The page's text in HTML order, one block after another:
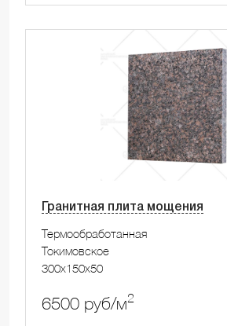
Гранитная плита мощения
Термообработанная
Токимовское
300x150x50
6500 руб/м2